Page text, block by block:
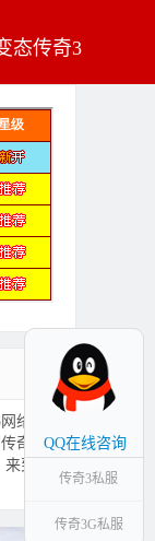
态传奇3
络游戏
奇3私
到这
QQ在线咨询
传奇3私服
传奇3G私服